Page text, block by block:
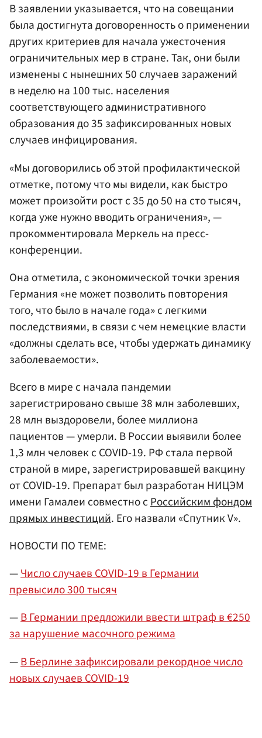
В заявлении указывается, что на совещании
была достигнута договоренность о применении
других критериев для начала ужесточения
ограничительных мер в стране. Так, они были
изменены с нынешних 50 случаев заражений
в неделю на 100 тыс. населения
соответствующего административного
образования до 35 зафиксированных новых
случаев инфицирования.
«Мы договорились об этой профилактической
отметке, потому что мы видели, как быстро
может произойти рост с 35 до 50 на сто тысяч,
когда уже нужно вводить ограничения», —
прокомментировала Меркель на пресс-
конференции.
Она отметила, с экономической точки зрения
Германия «не может позволить повторения
того, что было в начале года» с легкими
последствиями, в связи с чем немецкие власти
«должны сделать все, чтобы удержать динамику
заболеваемости».
Всего в мире с начала пандемии
зарегистрировано свыше 38 млн заболевших,
28 млн выздоровели, более миллиона
пациентов — умерли. В России выявили более
1,3 млн человек с COVID-19. РФ стала первой
страной в мире, зарегистрировавшей вакцину
от COVID-19. Препарат был разработан НИЦЭМ
имени Гамалеи совместно сРоссийским фондом
прямых инвестиций. Его назвали «Спутник V».
НОВОСТИ ПО ТЕМЕ:
—Число случаев COVID-19 в Германии
превысило 300 тысяч
—В Германии предложили ввести штраф в €250
за нарушение масочного режима
—В Берлине зафиксировали рекордное число
новых случаев COVID-19